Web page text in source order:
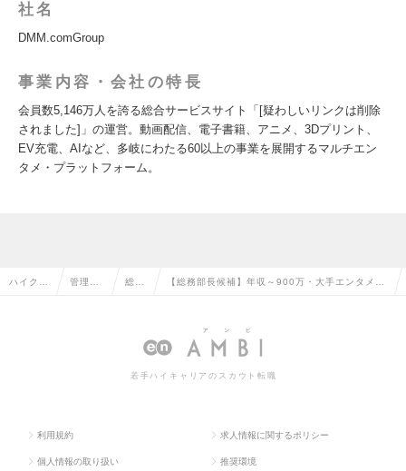
社名
DMM.comGroup
事業内容・会社の特長
会員数5,146万人を誇る総合サービスサイト「[疑わしいリンクは削除
されました]」の運営。動画配信、電子書籍、アニメ、3Dプリント、
EV充電、AIなど、多岐にわたる60以上の事業を展開するマルチエン
タメ・プラットフォーム。
ハイクラ 管理部 総務 【総務部長候補】年収～900万・大手エンタメ企
の求人情報
若手ハイキャリアのスカウト転職
利用規約 求人情報に関するポリシー
個人情報の取り扱い 推奨環境